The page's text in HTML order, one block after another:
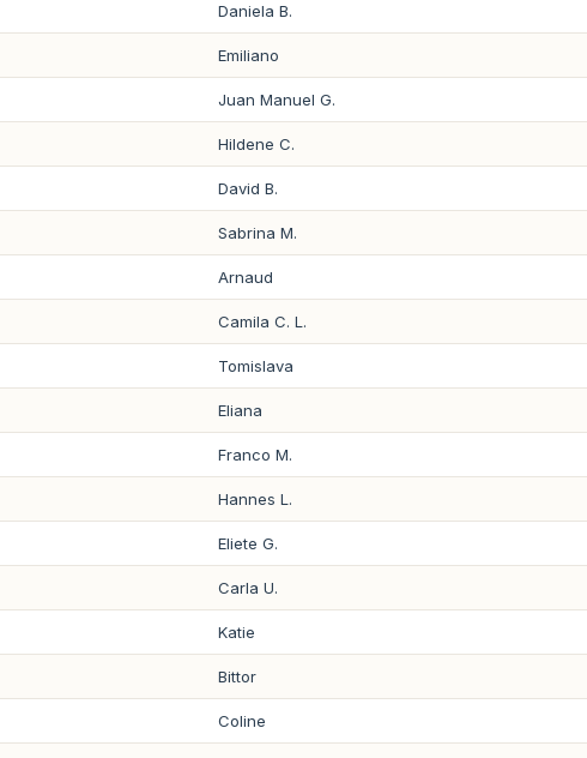
Daniela B.
Emiliano
Juan Manuel G.
Hildene C.
David B.
Sabrina M.
Arnaud
Camila C. L.
Tomislava
Eliana
Franco M.
Hannes L.
Eliete G.
Carla U.
Katie
Bittor
Coline